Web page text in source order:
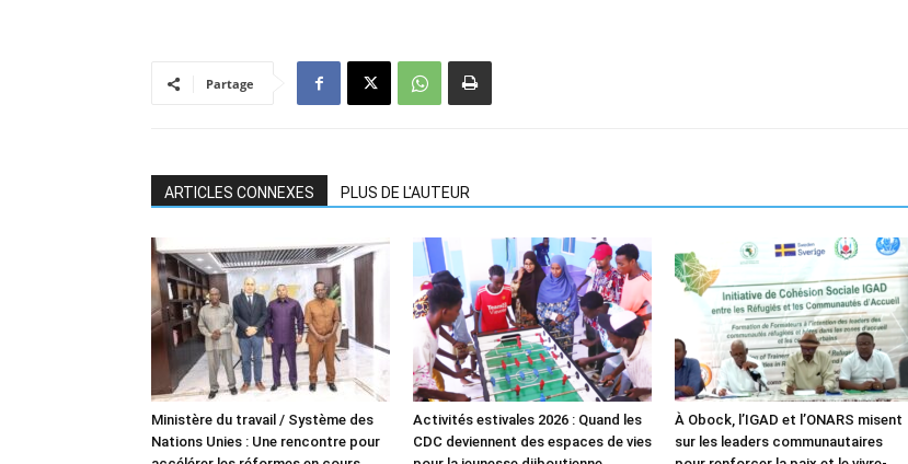
Partage
ARTICLES CONNEXES PLUS DE L'AUTEUR
Ministère du travail / Système des
Nations Unies : Une rencontre pour
Activités estivales 2026 : Quand les
CDC deviennent des espaces de vies
À Obock, l’IGAD et l’ONARS misent
sur les leaders communautaires